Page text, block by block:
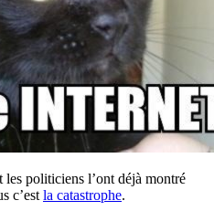
les politiciens l’ont déjà montré
c’est la catastrophe.